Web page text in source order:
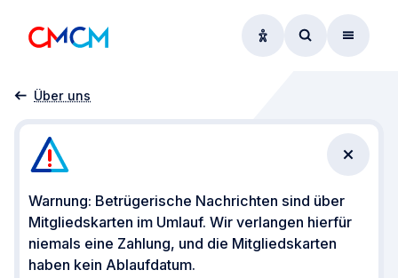
Optionen zur
Zum Menü
Startseite
Über uns
Online Shop
Warnung: Betrügerische Nachrichten sind über
Mitgliedskarten im Umlauf. Wir verlangen hierfür
niemals eine Zahlung, und die Mitgliedskarten
haben kein Ablaufdatum.